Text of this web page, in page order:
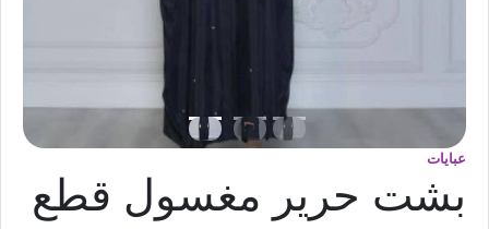
عبايات
بشت حرير مغسول قطع